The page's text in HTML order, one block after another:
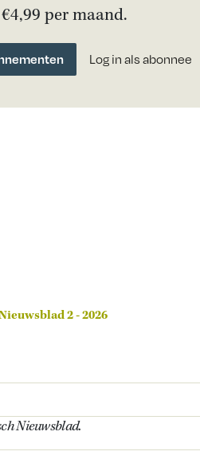
per maand.
Log in als abonnee
2 - 2026
Nieuwsblad.